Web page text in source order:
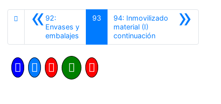
«92:
Envases y
embalajes
93 »
94: Inmovilizado
material (I)
continuaciónSiguiente